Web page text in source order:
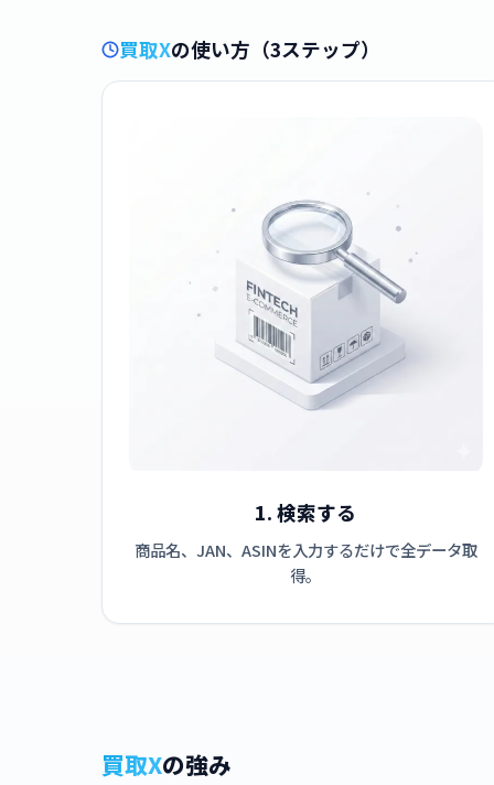
買取Xの使い方（3ステップ）
1. 検索する
商品名、JAN、ASINを入力するだけで全データ取
得。
買取Xの強み